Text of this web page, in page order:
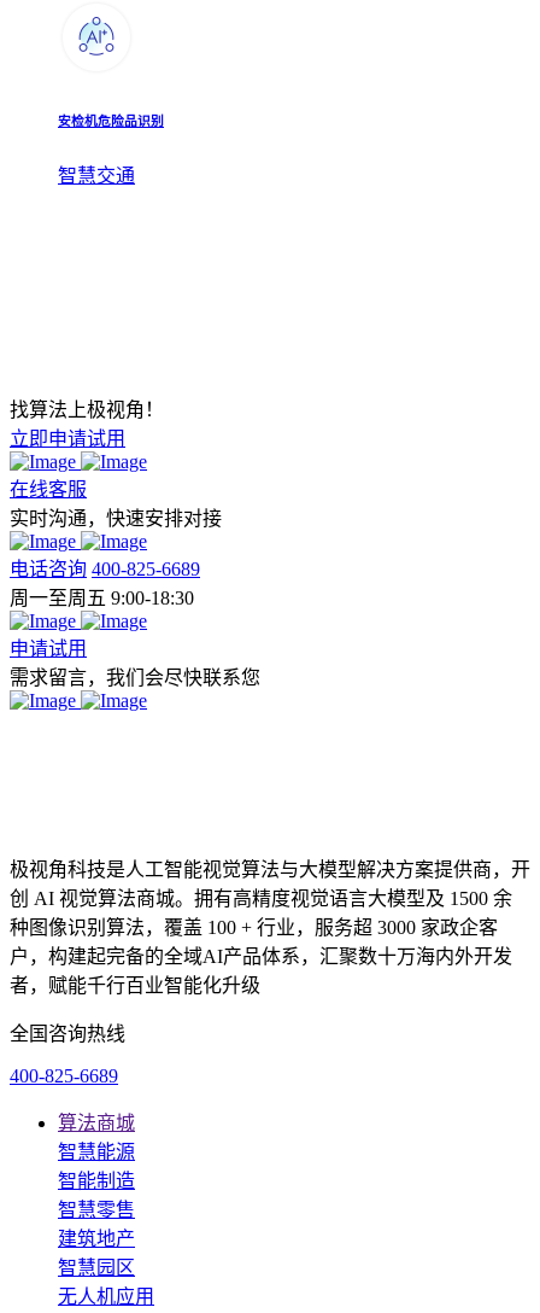
安检机危险品识别
智慧交通
找算法上极视角！
立即申请试用
在线客服
实时沟通，快速安排对接
电话咨询 400-825-6689
周一至周五 9:00-18:30
申请试用
需求留言，我们会尽快联系您
极视角科技是人工智能视觉算法与大模型解决方案提供商，开
创 AI 视觉算法商城。拥有高精度视觉语言大模型及 1500 余
种图像识别算法，覆盖 100 + 行业，服务超 3000 家政企客
户，构建起完备的全域AI产品体系，汇聚数十万海内外开发
者，赋能千行百业智能化升级
全国咨询热线
400-825-6689
算法商城
智慧能源
智能制造
智慧零售
建筑地产
智慧园区
无人机应用